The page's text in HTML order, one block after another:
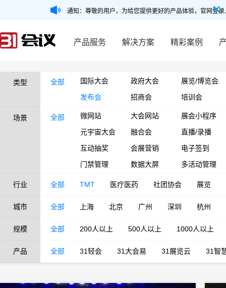
通知：尊敬的用户，为给您提供更好的产品体验，官网登
产品服务 解决方案 精彩案例
类型 全部 国际大会 政府大会
展览/博览会
发布会
招商会 培训会
场景 全部 微网站 大会网站
展会小程序
元宇宙大会
融合会
直播/录播
互动抽奖
会展营销
电子签到
门禁管理
数据大屏 多活动管理
行业 全部 TMT 医疗医药 社团协会 展览
城市 全部 上海 北京 广州 深圳 杭州
规模 全部 200人以上 500人以上 1000人以上
产品 全部 31轻会 31大会易 31展览云 31智